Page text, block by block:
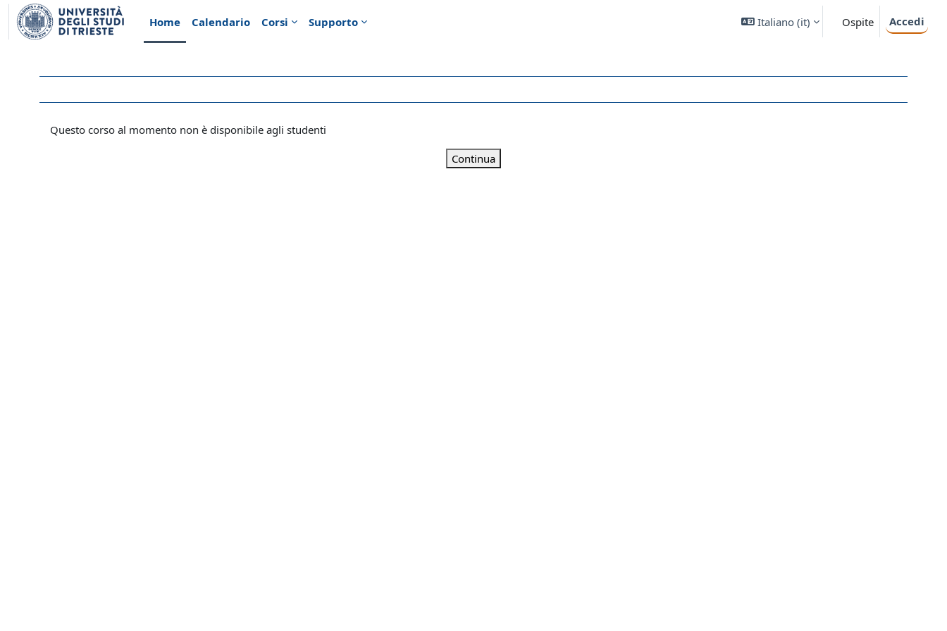
Vai al contenuto principale
Home
Calendario Corsi Supporto Italiano ‎(it)‎ Ospite Accedi
Questo corso al momento non è disponibile agli studenti
Continua